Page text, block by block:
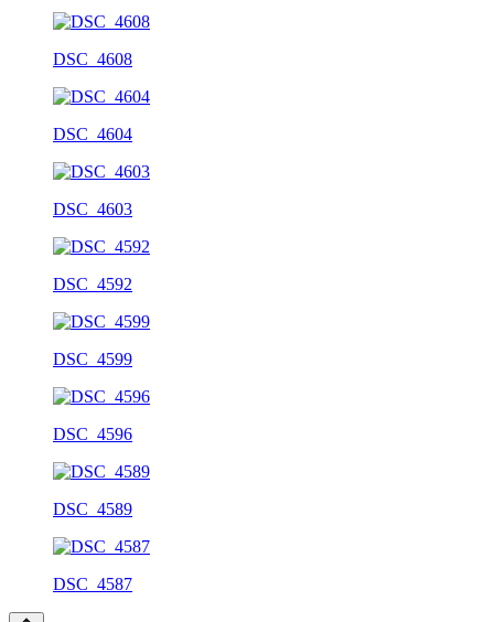
DSC_4608
DSC_4604
DSC_4603
DSC_4592
DSC_4599
DSC_4596
DSC_4589
DSC_4587